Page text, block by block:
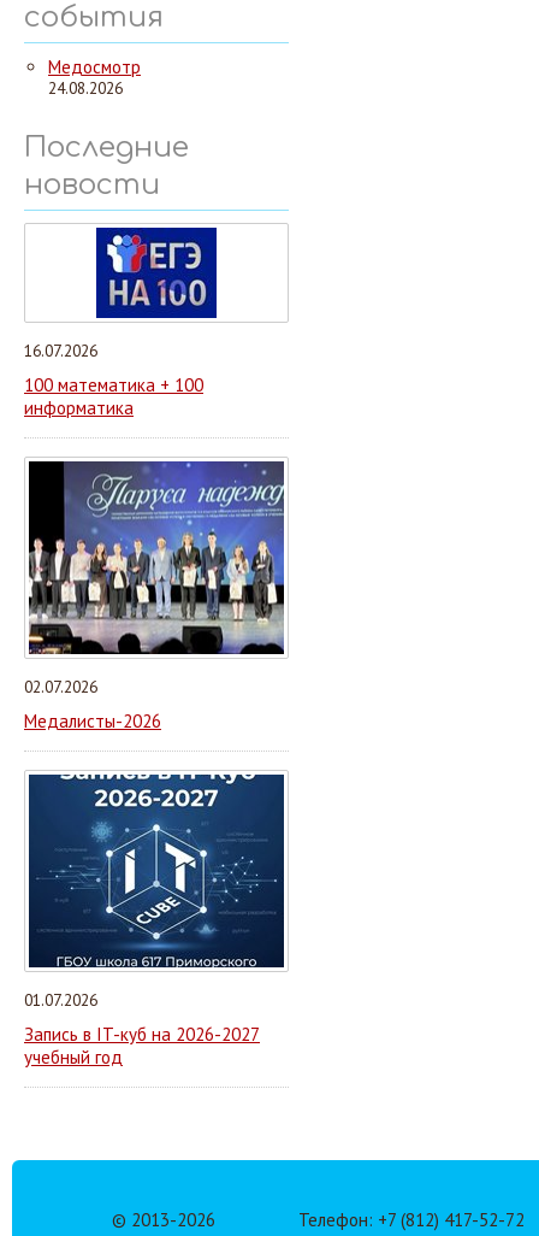
события
Медосмотр
24.08.2026
Последние
новости
16.07.2026
100 математика + 100
информатика
02.07.2026
Медалисты-2026
01.07.2026
Запись в IT-куб на 2026-2027
учебный год
© 2013-2026 Телефон: +7 (812) 417-52-72